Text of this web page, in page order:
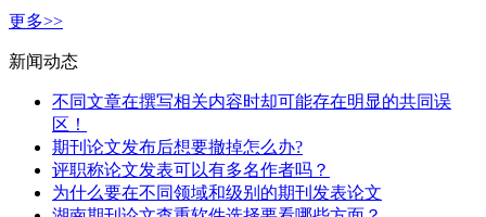
更多>>
新闻动态
不同文章在撰写相关内容时却可能存在明显的共同误
区！
期刊论文发布后想要撤掉怎么办?
评职称论文发表可以有多名作者吗？
为什么要在不同领域和级别的期刊发表论文